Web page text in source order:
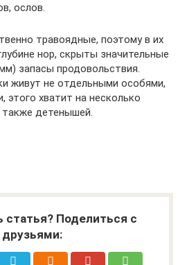
ослов.
травоядные, поэтому в их
нор, скрыты значительные
запасы продовольствия.
живут не отдельными особями,
этого хватит на несколько
детенышей.
статья? Поделиться с
друзьями: